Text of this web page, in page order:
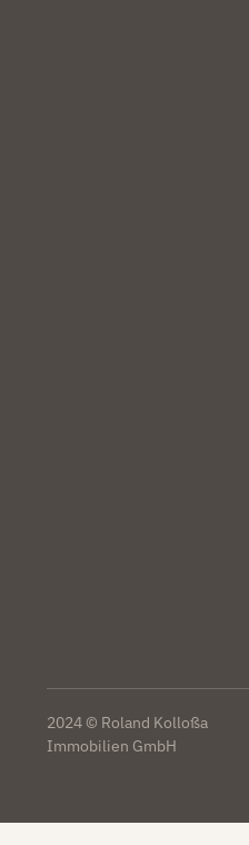
2024 © Roland Kolloßa
Immobilien GmbH